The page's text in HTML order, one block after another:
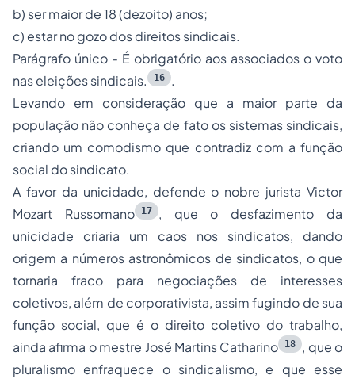
b) ser maior de 18 (dezoito) anos;
c) estar no gozo dos direitos sindicais.
Parágrafo único - É obrigatório aos associados o voto
nas eleições sindicais.
16
.
Levando em consideração que a maior parte da
população não conheça de fato os sistemas sindicais,
criando um comodismo que contradiz com a função
social do sindicato.
A favor da unicidade, defende o nobre jurista Victor
Mozart Russomano
17 , que o desfazimento da
unicidade criaria um caos nos sindicatos, dando
origem a números astronômicos de sindicatos, o que
tornaria fraco para negociações de interesses
coletivos, além de corporativista, assim fugindo de sua
função social, que é o direito coletivo do trabalho,
ainda afirma o mestre José Martins Catharino
18
, que o
pluralismo enfraquece o sindicalismo, e que esse